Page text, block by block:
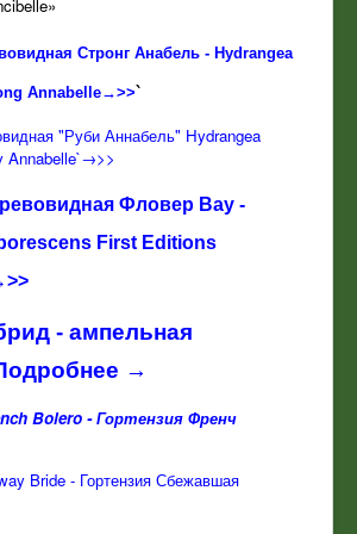
Стронг Анабель - Hydrangea
Annabelle→>>`
"Руби Аннабель" Hydrangea
Annabelle`→>>
Фловер Вау -
First Editions
- ампельная
→
Bolero - Гортензия Френч
Bride - Гортензия Сбежавшая